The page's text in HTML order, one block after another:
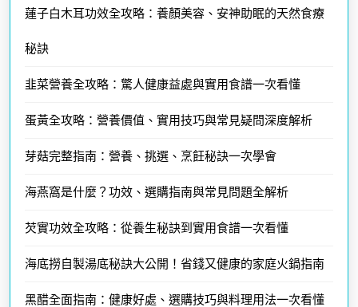
蓮子白木耳功效全攻略：養顏美容、安神助眠的天然食療
秘訣
韭菜營養全攻略：驚人健康益處與實用食譜一次看懂
蛋黃全攻略：營養價值、實用技巧與常見疑問深度解析
芽菇完整指南：營養、挑選、烹飪秘訣一次學會
海燕窩是什麼？功效、選購指南與常見問題全解析
芡實功效全攻略：從養生秘訣到實用食譜一次看懂
海底撈自製湯底秘訣大公開！省錢又健康的家庭火鍋指南
黑醋全面指南：健康好處、選購技巧與料理用法一次看懂